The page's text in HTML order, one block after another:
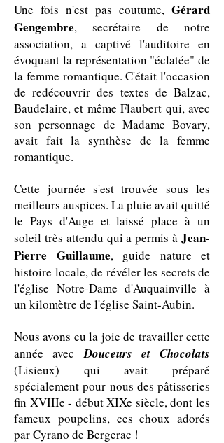
Une fois n'est pas coutume, Gérard
Gengembre, secrétaire de notre
association, a captivé l'auditoire en
évoquant la représentation "éclatée" de
la femme romantique. C'était l'occasion
de redécouvrir des textes de Balzac,
Baudelaire, et même Flaubert qui, avec
son personnage de Madame Bovary,
avait fait la synthèse de la femme
romantique.
Cette journée s'est trouvée sous les
meilleurs auspices. La pluie avait quitté
le Pays d'Auge et laissé place à un
soleil très attendu qui a permis à Jean-
Pierre Guillaume, guide nature et
histoire locale, de révéler les secrets de
l'église Notre-Dame d'Auquainville à
un kilomètre de l'église Saint-Aubin.
Nous avons eu la joie de travailler cette
année avecDouceurs et Chocolats
(Lisieux) qui avait préparé
spécialement pour nous des pâtisseries
fin XVIIIe - début XIXe siècle, dont les
fameux poupelins, ces choux adorés
par Cyrano de Bergerac !